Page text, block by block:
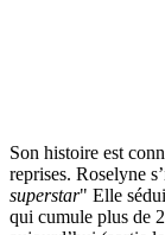
Son histoire est
reprises. Roselyne
superstar" Elle
qui cumule plus de